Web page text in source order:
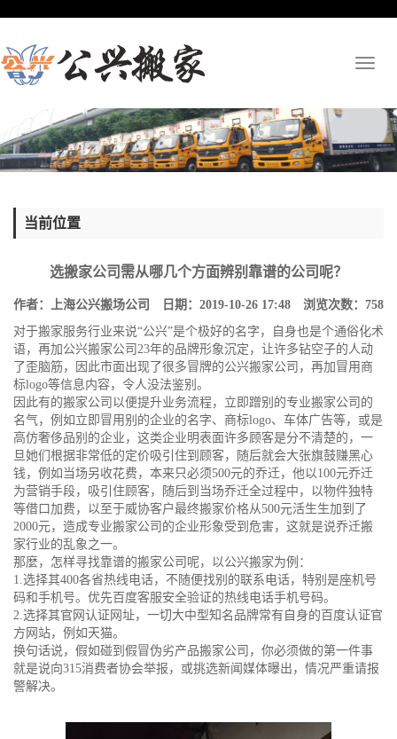
当前位置
选搬家公司需从哪几个方面辨别靠谱的公司呢？
作者：上海公兴搬场公司 日期：2019-10-26 17:48 浏览次数： 758
对于搬家服务行业来说“公兴”是个极好的名字，自身也是个通俗化术
语，再加 公兴搬家公司 23年的品牌形象沉定，让许多钻空子的人动
了歪脑筋，因此市面出现了很多冒牌的公兴搬家公司，再加冒用商
标logo等信息内容，令人没法鉴别。
因此有的搬家公司以便提升业务流程，立即蹭别的专业搬家公司的
名气，例如立即冒用别的企业的名字、商标logo、车体广告等，或是
高仿奢侈品别的企业，这类企业明表面许多顾客是分不清楚的，一
旦她们根据非常低的定价吸引住到顾客，随后就会大张旗鼓赚黑心
钱，例如当场另收花费，本来只必须500元的乔迁，他以100元乔迁
为营销手段，吸引住顾客，随后到当场乔迁全过程中，以物件独特
等借口加费，以至于威协客户最终搬家价格从500元活生生加到了
2000元，造成专业搬家公司的企业形象受到危害，这就是说乔迁搬
家行业的乱象之一。
那麼，怎样寻找靠谱的搬家公司呢，以公兴搬家为例：
1.选择其400各省热线电话，不随便找别的联系电话，特别是座机号
码和手机号。优先百度客服安全验证的热线电话手机号码。
2.选择其官网认证网址，一切大中型知名品牌常有自身的百度认证官
方网站，例如天猫。
换句话说，假如碰到假冒伪劣产品搬家公司，你必须做的第一件事
就是说向315消费者协会举报，或挑选新闻媒体曝出，情况严重请报
警解决。